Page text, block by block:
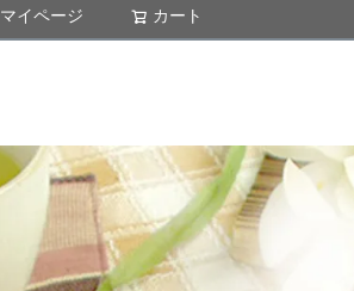
マイページ カート